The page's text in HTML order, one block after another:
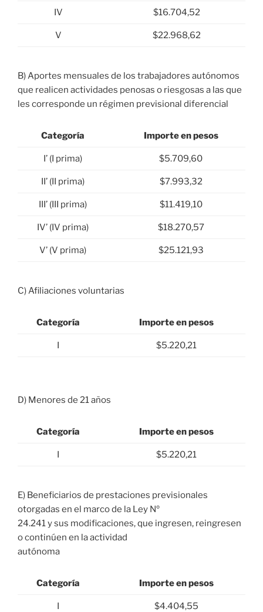
IV $16.704,52
V $22.968,62
B) Aportes mensuales de los trabajadores autónomos
que realicen actividades penosas o riesgosas a las que
les corresponde un régimen previsional diferencial
Categoría Importe en pesos
I’ (I prima) $5.709,60
II’ (II prima) $7.993,32
III’ (III prima) $11.419,10
IV’ (IV prima) $18.270,57
V’ (V prima) $25.121,93
C) Afiliaciones voluntarias
Categoría Importe en pesos
I $5.220,21
D) Menores de 21 años
Categoría Importe en pesos
I $5.220,21
E) Beneficiarios de prestaciones previsionales
otorgadas en el marco de la Ley Nº
24.241 y sus modificaciones, que ingresen, reingresen
o continúen en la actividad
autónoma
Categoría Importe en pesos
I $4.404,55